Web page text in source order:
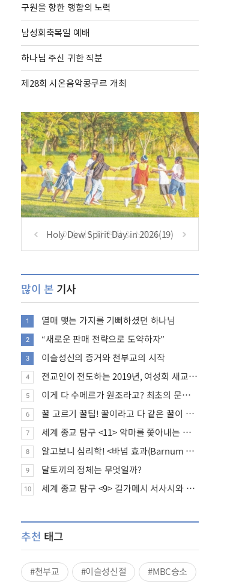
구원을 향한 행함의 노력
남성회축복일 예배
하나님 주신 귀한 직분
제28회 시온음악콩쿠르 개최
Holy Dew Spirit Day in 2026(19)
많이 본 기사
1 열매 맺는 가지를 기뻐하셨던 하나님
2 “새로운 판매 전략으로 도약하자”
3 이슬성신의 증거와 천부교의 시작
4 전교인이 전도하는 2019년, 여성회 새교인 증가 추세
5 이게 다 수메르가 원조라고? 최초의 문명, 수메르는 어떤 문명이었을까?
6 꿀 고르기 꿀팁! 꿀이라고 다 같은 꿀이 아니다!
7 세계 종교 탐구 <11> 악마를 쫓아내는 의식의 뿌리에 대하여
8 알고보니 심리학! <바넘 효과(Barnum effect)>
9 달토끼의 정체는 무엇일까?
10 세계 종교 탐구 <9> 길가메시 서사시와 성경에 대하여
추천 태그
#천부교 #이슬성신절 #MBC승소